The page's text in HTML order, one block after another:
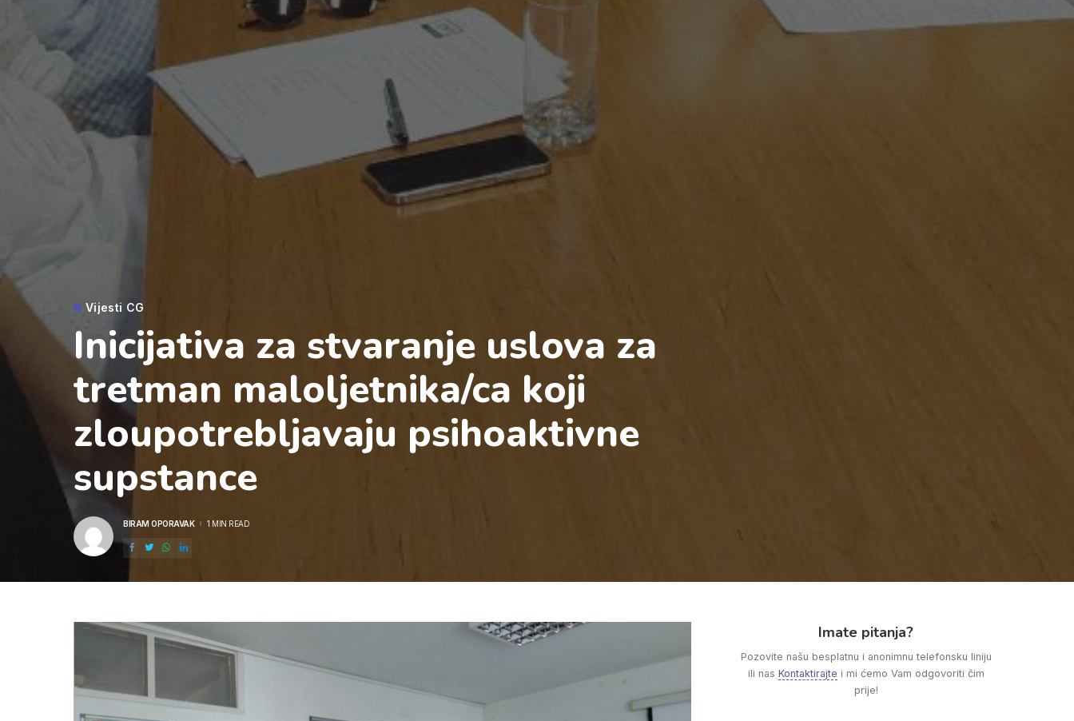
Vijesti CG
Inicijativa za stvaranje uslova za
tretman maloljetnika/ca koji
zloupotrebljavaju psihoaktivne
supstance
POSTED
BIRAM OPORAVAK 1 MIN READ
Imate pitanja?
Pozovite našu besplatnu i anonimnu telefonsku liniju
ili nas Kontaktirajte i mi ćemo Vam odgovoriti čim
prije!